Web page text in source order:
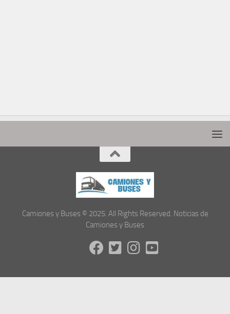
Camiones y Buses © 2025. All Rights Reserved. Noticias de
Camiones y Buses